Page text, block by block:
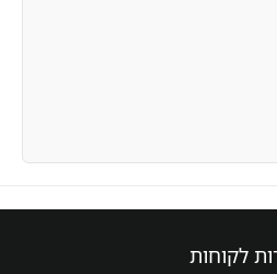
לקוחות